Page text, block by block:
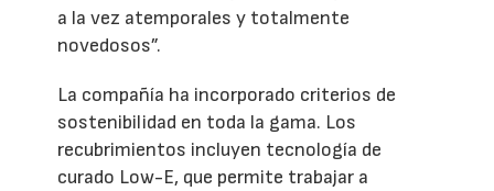
a la vez atemporales y totalmente
novedosos”.
La compañía ha incorporado criterios de
sostenibilidad en toda la gama. Los
recubrimientos incluyen tecnología de
curado Low-E, que permite trabajar a